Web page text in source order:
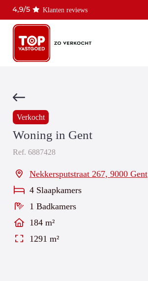
Klanten reviews
Verkocht
Woning in Gent
Ref. 6887428
Nekkersputstraat 267, 9000 Gent
4 Slaapkamers
1 Badkamers
184 m²
1291 m²